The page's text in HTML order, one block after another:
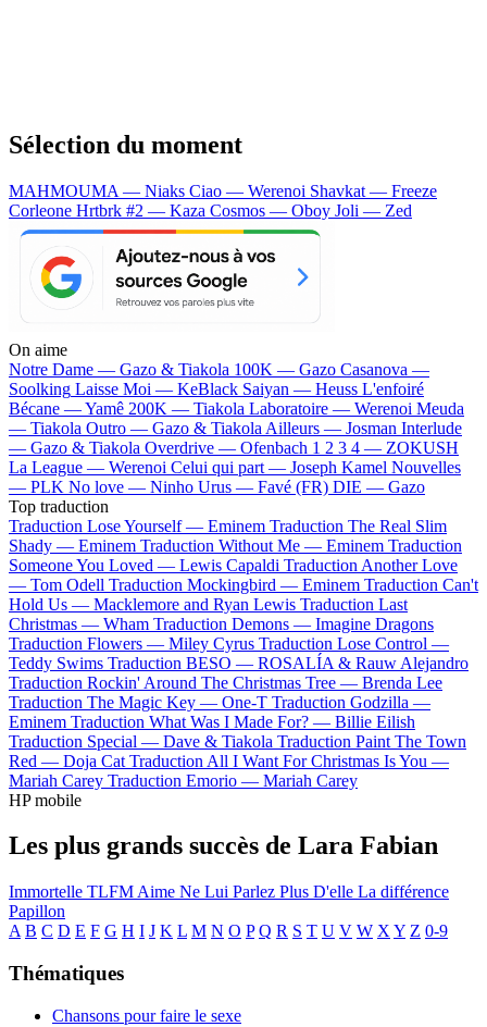
Sélection du moment
MAHMOUMA — Niaks Ciao — Werenoi Shavkat — Freeze
Corleone Hrtbrk #2 — Kaza Cosmos — Oboy Joli — Zed
On aime
Notre Dame — Gazo & Tiakola 100K — Gazo Casanova —
Soolking Laisse Moi — KeBlack Saiyan — Heuss L'enfoiré
Bécane —Yamê 200K — Tiakola Laboratoire — Werenoi Meuda
— Tiakola Outro — Gazo & Tiakola Ailleurs — Josman Interlude
— Gazo & Tiakola Overdrive — Ofenbach 1 2 3 4 — ZOKUSH
La League — Werenoi Celui qui part — Joseph Kamel Nouvelles
— PLK No love — Ninho Urus — Favé (FR) DIE — Gazo
Top traduction
Traduction Lose Yourself — Eminem Traduction The Real Slim
Shady — Eminem Traduction Without Me — Eminem Traduction
Someone You Loved — Lewis Capaldi Traduction Another Love
— Tom Odell Traduction Mockingbird — Eminem Traduction Can't
Hold Us — Macklemore and Ryan Lewis Traduction Last
Christmas — Wham Traduction Demons — Imagine Dragons
Traduction Flowers — Miley Cyrus Traduction Lose Control —
Teddy Swims Traduction BESO — ROSALÍA & Rauw Alejandro
Traduction Rockin' Around The Christmas Tree — Brenda Lee
Traduction The Magic Key — One-T Traduction Godzilla —
Eminem Traduction What Was I Made For? — Billie Eilish
Traduction Special — Dave & Tiakola Traduction Paint The Town
Red — Doja Cat Traduction All I Want For Christmas Is You —
Mariah Carey Traduction Emorio — Mariah Carey
HP mobile
Les plus grands succès de Lara Fabian
Immortelle TLFM Aime Ne Lui Parlez Plus D'elle La différence
Papillon
A B C D E F G H I J K L M N O P Q R S T U V W X Y Z 0-9
Thématiques
Chansons pour faire le sexe